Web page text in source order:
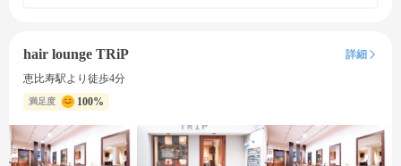
hair lounge TRiP
詳細
恵比寿駅より徒歩4分
満足度 100%